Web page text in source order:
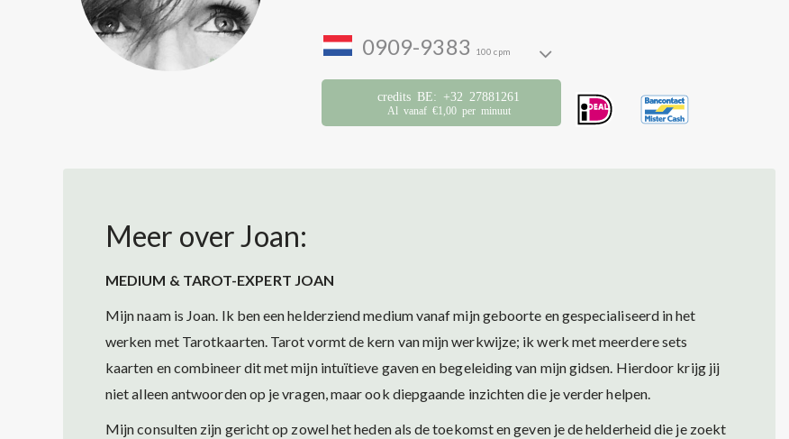
0909-9383 100 cpm
credits BE: +32 27881261
Al vanaf €1,00 per minuut
Meer over Joan:
MEDIUM & TAROT-EXPERT JOAN
Mijn naam is Joan. Ik ben een helderziend medium vanaf mijn geboorte en gespecialiseerd in het
werken met Tarotkaarten. Tarot vormt de kern van mijn werkwijze; ik werk met meerdere sets
kaarten en combineer dit met mijn intuïtieve gaven en begeleiding van mijn gidsen. Hierdoor krijg jij
niet alleen antwoorden op je vragen, maar ook diepgaande inzichten die je verder helpen.
Mijn consulten zijn gericht op zowel het heden als de toekomst en geven je de helderheid die je zoekt